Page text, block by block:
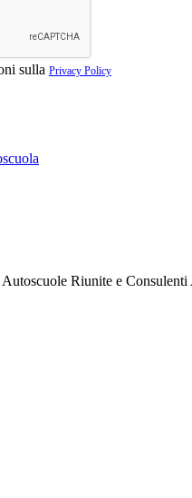
sulla Privacy Policy
Riunite e